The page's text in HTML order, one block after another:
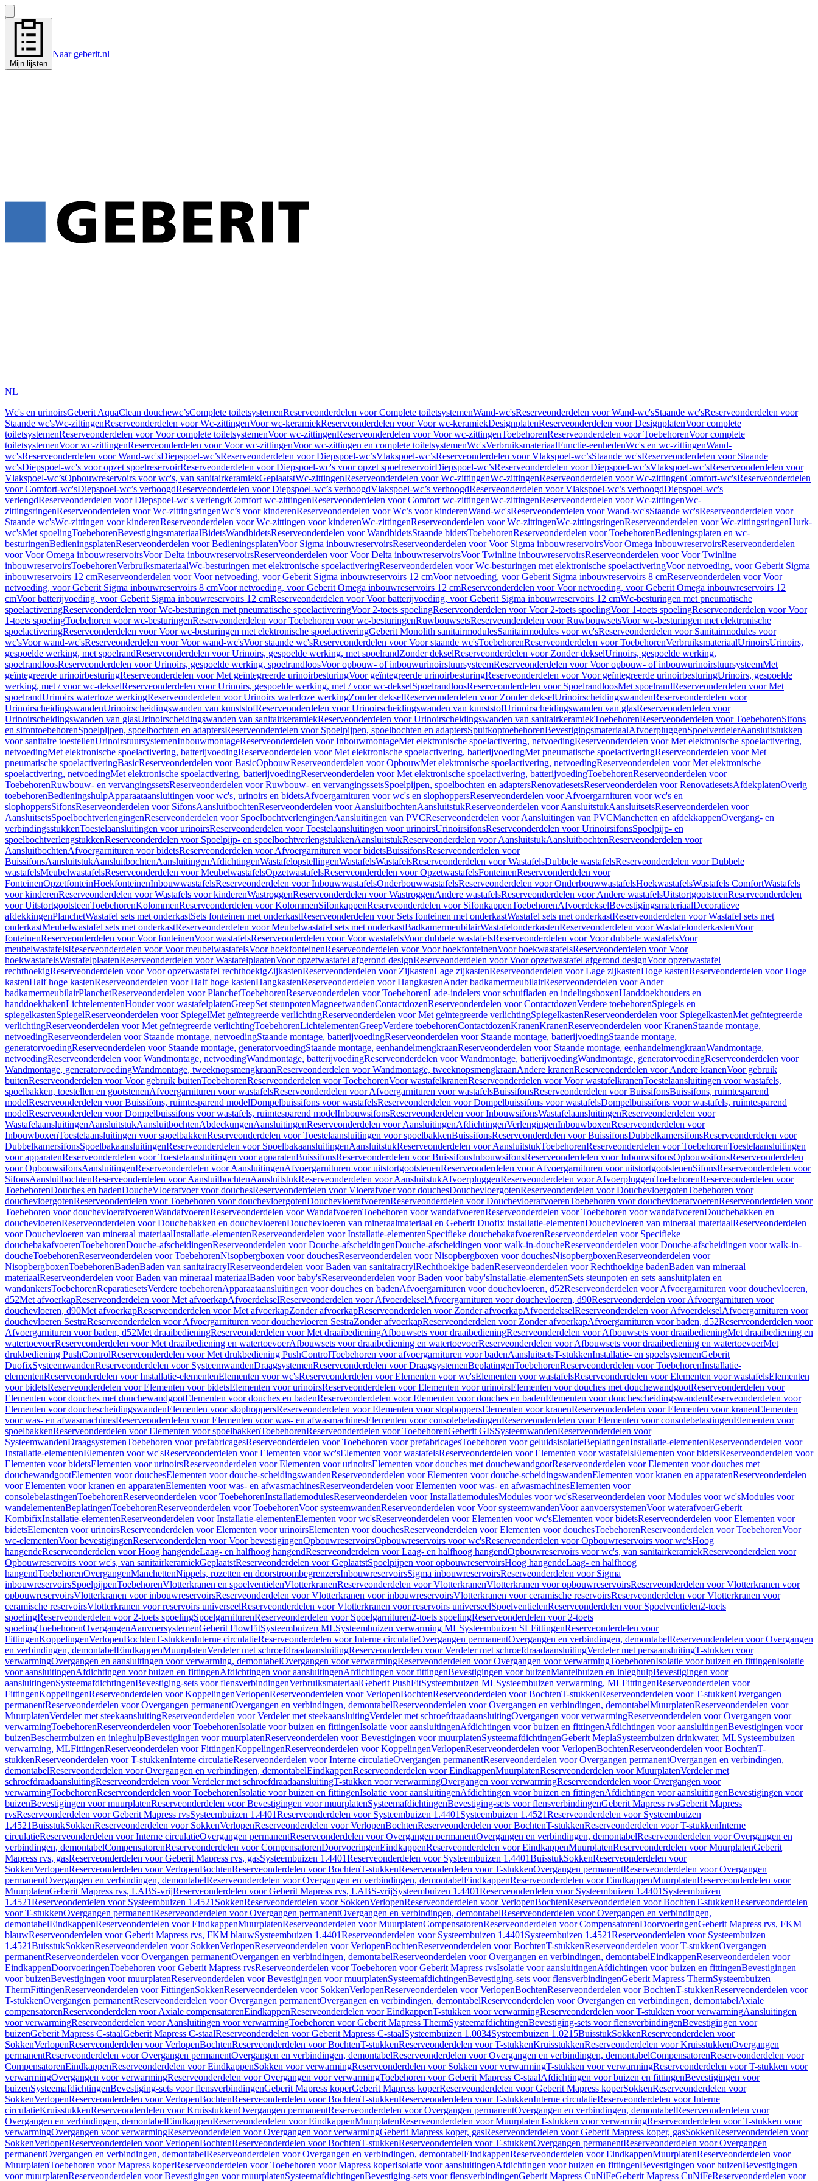
Mijn lijsten
Naar geberit.nl
NL
Wc's en urinoirsGeberit AquaClean douchewc’sComplete toiletsystemenReserveonderdelen voor Complete toiletsystemenWand-wc'sReserveonderdelen voor Wand-wc'sStaande wc'sReserveonderdelen voor
Staande wc'sWc-zittingenReserveonderdelen voor Wc-zittingenVoor wc-keramiekReserveonderdelen voor Voor wc-keramiekDesignplatenReserveonderdelen voor DesignplatenVoor complete
toiletsystemenReserveonderdelen voor Voor complete toiletsystemenVoor wc-zittingenReserveonderdelen voor Voor wc-zittingenToebehorenReserveonderdelen voor ToebehorenVoor complete
toiletsystemenVoor wc-zittingenReserveonderdelen voor Voor wc-zittingenVoor wc-zittingen en complete toiletsystemenWc'sVerbruiksmateriaalFunctie-eenhedenWc's en wc-zittingenWand-
wc'sReserveonderdelen voor Wand-wc'sDiepspoel-wc’sReserveonderdelen voor Diepspoel-wc’sVlakspoel-wc’sReserveonderdelen voor Vlakspoel-wc’sStaande wc'sReserveonderdelen voor Staande
wc'sDiepspoel-wc's voor opzet spoelreservoirReserveonderdelen voor Diepspoel-wc's voor opzet spoelreservoirDiepspoel-wc’sReserveonderdelen voor Diepspoel-wc’sVlakspoel-wc’sReserveonderdelen voor
Vlakspoel-wc’sOpbouwreservoirs voor wc's, van sanitairkeramiekGeplaatstWc-zittingenReserveonderdelen voor Wc-zittingenWc-zittingenReserveonderdelen voor Wc-zittingenComfort-wc'sReserveonderdelen
voor Comfort-wc'sDiepspoel-wc’s verhoogdReserveonderdelen voor Diepspoel-wc’s verhoogdVlakspoel-wc’s verhoogdReserveonderdelen voor Vlakspoel-wc’s verhoogdDiepspoel-wc's
verlengdReserveonderdelen voor Diepspoel-wc's verlengdComfort wc-zittingenReserveonderdelen voor Comfort wc-zittingenWc-zittingenReserveonderdelen voor Wc-zittingenWc-
zittingsringenReserveonderdelen voor Wc-zittingsringenWc’s voor kinderenReserveonderdelen voor Wc’s voor kinderenWand-wc'sReserveonderdelen voor Wand-wc'sStaande wc'sReserveonderdelen voor
Staande wc'sWc-zittingen voor kinderenReserveonderdelen voor Wc-zittingen voor kinderenWc-zittingenReserveonderdelen voor Wc-zittingenWc-zittingsringenReserveonderdelen voor Wc-zittingsringenHurk-
wc'sMet spoelingToebehorenBevestigingsmateriaalBidetsWandbidetsReserveonderdelen voor WandbidetsStaande bidetsToebehorenReserveonderdelen voor ToebehorenBedieningsplaten en wc-
besturingenBedieningsplatenReserveonderdelen voor BedieningsplatenVoor Sigma inbouwreservoirsReserveonderdelen voor Voor Sigma inbouwreservoirsVoor Omega inbouwreservoirsReserveonderdelen
voor Voor Omega inbouwreservoirsVoor Delta inbouwreservoirsReserveonderdelen voor Voor Delta inbouwreservoirsVoor Twinline inbouwreservoirsReserveonderdelen voor Voor Twinline
inbouwreservoirsToebehorenVerbruiksmateriaalWc-besturingen met elektronische spoelactiveringReserveonderdelen voor Wc-besturingen met elektronische spoelactiveringVoor netvoeding, voor Geberit Sigma
inbouwreservoirs 12 cmReserveonderdelen voor Voor netvoeding, voor Geberit Sigma inbouwreservoirs 12 cmVoor netvoeding, voor Geberit Sigma inbouwreservoirs 8 cmReserveonderdelen voor Voor
netvoeding, voor Geberit Sigma inbouwreservoirs 8 cmVoor netvoeding, voor Geberit Omega inbouwreservoirs 12 cmReserveonderdelen voor Voor netvoeding, voor Geberit Omega inbouwreservoirs 12
cmVoor batterijvoeding, voor Geberit Sigma inbouwreservoirs 12 cmReserveonderdelen voor Voor batterijvoeding, voor Geberit Sigma inbouwreservoirs 12 cmWc-besturingen met pneumatische
spoelactiveringReserveonderdelen voor Wc-besturingen met pneumatische spoelactiveringVoor 2-toets spoelingReserveonderdelen voor Voor 2-toets spoelingVoor 1-toets spoelingReserveonderdelen voor Voor
1-toets spoelingToebehoren voor wc-besturingenReserveonderdelen voor Toebehoren voor wc-besturingenRuwbouwsetsReserveonderdelen voor RuwbouwsetsVoor wc-besturingen met elektronische
spoelactiveringReserveonderdelen voor Voor wc-besturingen met elektronische spoelactiveringGeberit Monolith sanitairmodulesSanitairmodules voor wc'sReserveonderdelen voor Sanitairmodules voor
wc'sVoor wand-wc'sReserveonderdelen voor Voor wand-wc'sVoor staande wc'sReserveonderdelen voor Voor staande wc'sToebehorenReserveonderdelen voor ToebehorenVerbruiksmateriaalUrinoirsUrinoirs,
gespoelde werking, met spoelrandReserveonderdelen voor Urinoirs, gespoelde werking, met spoelrandZonder dekselReserveonderdelen voor Zonder dekselUrinoirs, gespoelde werking,
spoelrandloosReserveonderdelen voor Urinoirs, gespoelde werking, spoelrandloosVoor opbouw- of inbouwurinoirstuursysteemReserveonderdelen voor Voor opbouw- of inbouwurinoirstuursysteemMet
geïntegreerde urinoirbesturingReserveonderdelen voor Met geïntegreerde urinoirbesturingVoor geïntegreerde urinoirbesturingReserveonderdelen voor Voor geïntegreerde urinoirbesturingUrinoirs, gespoelde
werking, met / voor wc-dekselReserveonderdelen voor Urinoirs, gespoelde werking, met / voor wc-dekselSpoelrandloosReserveonderdelen voor SpoelrandloosMet spoelrandReserveonderdelen voor Met
spoelrandUrinoirs waterloze werkingReserveonderdelen voor Urinoirs waterloze werkingZonder dekselReserveonderdelen voor Zonder dekselUrinoirscheidingswandenReserveonderdelen voor
UrinoirscheidingswandenUrinoirscheidingswanden van kunststofReserveonderdelen voor Urinoirscheidingswanden van kunststofUrinoirscheidingswanden van glasReserveonderdelen voor
Urinoirscheidingswanden van glasUrinoirscheidingswanden van sanitairkeramiekReserveonderdelen voor Urinoirscheidingswanden van sanitairkeramiekToebehorenReserveonderdelen voor ToebehorenSifons
en sifontoebehorenSpoelpijpen, spoelbochten en adaptersReserveonderdelen voor Spoelpijpen, spoelbochten en adaptersSpuitkoptoebehorenBevestigingsmateriaalAfvoerpluggenSpoelverdelerAansluitstukken
voor sanitaire toestellenUrinoirstuursystemenInbouwmontageReserveonderdelen voor InbouwmontageMet elektronische spoelactivering, netvoedingReserveonderdelen voor Met elektronische spoelactivering,
netvoedingMet elektronische spoelactivering, batterijvoedingReserveonderdelen voor Met elektronische spoelactivering, batterijvoedingMet pneumatische spoelactiveringReserveonderdelen voor Met
pneumatische spoelactiveringBasicReserveonderdelen voor BasicOpbouwReserveonderdelen voor OpbouwMet elektronische spoelactivering, netvoedingReserveonderdelen voor Met elektronische
spoelactivering, netvoedingMet elektronische spoelactivering, batterijvoedingReserveonderdelen voor Met elektronische spoelactivering, batterijvoedingToebehorenReserveonderdelen voor
ToebehorenRuwbouw- en vervangingssetsReserveonderdelen voor Ruwbouw- en vervangingssetsSpoelpijpen, spoelbochten en adaptersRenovatiesetsReserveonderdelen voor RenovatiesetsAfdekplatenOverig
toebehorenBedieningshulpApparaataansluitingen voor wc's, urinoirs en bidetsAfvoergarnituren voor wc's en slophoppersReserveonderdelen voor Afvoergarnituren voor wc's en
slophoppersSifonsReserveonderdelen voor SifonsAansluitbochtenReserveonderdelen voor AansluitbochtenAansluitstukReserveonderdelen voor AansluitstukAansluitsetsReserveonderdelen voor
AansluitsetsSpoelbochtverlengingenReserveonderdelen voor SpoelbochtverlengingenAansluitingen van PVCReserveonderdelen voor Aansluitingen van PVCManchetten en afdekkappenOvergang- en
verbindingsstukkenToestelaansluitingen voor urinoirsReserveonderdelen voor Toestelaansluitingen voor urinoirsUrinoirsifonsReserveonderdelen voor UrinoirsifonsSpoelpijp- en
spoelbochtverlengstukkenReserveonderdelen voor Spoelpijp- en spoelbochtverlengstukkenAansluitstukReserveonderdelen voor AansluitstukAansluitbochtenReserveonderdelen voor
AansluitbochtenAfvoergarnituren voor bidetsReserveonderdelen voor Afvoergarnituren voor bidetsBuissifonsReserveonderdelen voor
BuissifonsAansluitstukAansluitbochtenAansluitingenAfdichtingenWastafelopstellingenWastafelsWastafelsReserveonderdelen voor WastafelsDubbele wastafelsReserveonderdelen voor Dubbele
wastafelsMeubelwastafelsReserveonderdelen voor MeubelwastafelsOpzetwastafelsReserveonderdelen voor OpzetwastafelsFonteinenReserveonderdelen voor
FonteinenOpzetfonteinHoekfonteinenInbouwwastafelsReserveonderdelen voor InbouwwastafelsOnderbouwwastafelsReserveonderdelen voor OnderbouwwastafelsHoekwastafelsWastafels ComfortWastafels
voor kinderenReserveonderdelen voor Wastafels voor kinderenWastroggenReserveonderdelen voor WastroggenAndere wastafelsReserveonderdelen voor Andere wastafelsUitstortgootsteenReserveonderdelen
voor UitstortgootsteenToebehorenKolommenReserveonderdelen voor KolommenSifonkappenReserveonderdelen voor SifonkappenToebehorenAfvoerdekselBevestigingsmateriaalDecoratieve
afdekkingenPlanchetWastafel sets met onderkastSets fonteinen met onderkastReserveonderdelen voor Sets fonteinen met onderkastWastafel sets met onderkastReserveonderdelen voor Wastafel sets met
onderkastMeubelwastafel sets met onderkastReserveonderdelen voor Meubelwastafel sets met onderkastBadkamermeubilairWastafelonderkastenReserveonderdelen voor WastafelonderkastenVoor
fonteinenReserveonderdelen voor Voor fonteinenVoor wastafelsReserveonderdelen voor Voor wastafelsVoor dubbele wastafelsReserveonderdelen voor Voor dubbele wastafelsVoor
meubelwastafelsReserveonderdelen voor Voor meubelwastafelsVoor hoekfonteinenReserveonderdelen voor Voor hoekfonteinenVoor hoekwastafelsReserveonderdelen voor Voor
hoekwastafelsWastafelplaatenReserveonderdelen voor WastafelplaatenVoor opzetwastafel afgerond designReserveonderdelen voor Voor opzetwastafel afgerond designVoor opzetwastafel
rechthoekigReserveonderdelen voor Voor opzetwastafel rechthoekigZijkastenReserveonderdelen voor ZijkastenLage zijkastenReserveonderdelen voor Lage zijkastenHoge kastenReserveonderdelen voor Hoge
kastenHalf hoge kastenReserveonderdelen voor Half hoge kastenHangkastenReserveonderdelen voor HangkastenAnder badkamermeubilairReserveonderdelen voor Ander
badkamermeubilairPlanchetReserveonderdelen voor PlanchetToebehorenReserveonderdelen voor ToebehorenLade-indelers voor schuifladen en indelingsboxenHanddoekhouders en
handdoekhakenLichtelementenHouder voor wastafelplatenGreepSet steunpotenMagneetwandenContactdozenReserveonderdelen voor ContactdozenVerdere toebehorenSpiegels en
spiegelkastenSpiegelReserveonderdelen voor SpiegelMet geïntegreerde verlichtingReserveonderdelen voor Met geïntegreerde verlichtingSpiegelkastenReserveonderdelen voor SpiegelkastenMet geïntegreerde
verlichtingReserveonderdelen voor Met geïntegreerde verlichtingToebehorenLichtelementenGreepVerdere toebehorenContactdozenKranenKranenReserveonderdelen voor KranenStaande montage,
netvoedingReserveonderdelen voor Staande montage, netvoedingStaande montage, batterijvoedingReserveonderdelen voor Staande montage, batterijvoedingStaande montage,
generatorvoedingReserveonderdelen voor Staande montage, generatorvoedingStaande montage, eenhandelmengkraanReserveonderdelen voor Staande montage, eenhandelmengkraanWandmontage,
netvoedingReserveonderdelen voor Wandmontage, netvoedingWandmontage, batterijvoedingReserveonderdelen voor Wandmontage, batterijvoedingWandmontage, generatorvoedingReserveonderdelen voor
Wandmontage, generatorvoedingWandmontage, tweeknopsmengkraanReserveonderdelen voor Wandmontage, tweeknopsmengkraanAndere kranenReserveonderdelen voor Andere kranenVoor gebruik
buitenReserveonderdelen voor Voor gebruik buitenToebehorenReserveonderdelen voor ToebehorenVoor wastafelkranenReserveonderdelen voor Voor wastafelkranenToestelaansluitingen voor wastafels,
spoelbakken, toestellen en gootstenenAfvoergarnituren voor wastafelsReserveonderdelen voor Afvoergarnituren voor wastafelsBuissifonsReserveonderdelen voor BuissifonsBuissifons, ruimtesparend
modelReserveonderdelen voor Buissifons, ruimtesparend modelDompelbuissifons voor wastafelsReserveonderdelen voor Dompelbuissifons voor wastafelsDompelbuissifons voor wastafels, ruimtesparend
modelReserveonderdelen voor Dompelbuissifons voor wastafels, ruimtesparend modelInbouwsifonsReserveonderdelen voor InbouwsifonsWastafelaansluitingenReserveonderdelen voor
WastafelaansluitingenAansluitstukAansluitbochtenAbdeckungenAansluitingenReserveonderdelen voor AansluitingenAfdichtingenVerlengingenInbouwboxenReserveonderdelen voor
InbouwboxenToestelaansluitingen voor spoelbakkenReserveonderdelen voor Toestelaansluitingen voor spoelbakkenBuissifonsReserveonderdelen voor BuissifonsDubbelkamersifonsReserveonderdelen voor
DubbelkamersifonsSpoelbakaansluitingenReserveonderdelen voor SpoelbakaansluitingenAansluitstukReserveonderdelen voor AansluitstukToebehorenReserveonderdelen voor ToebehorenToestelaansluitingen
voor apparatenReserveonderdelen voor Toestelaansluitingen voor apparatenBuissifonsReserveonderdelen voor BuissifonsInbouwsifonsReserveonderdelen voor InbouwsifonsOpbouwsifonsReserveonderdelen
voor OpbouwsifonsAansluitingenReserveonderdelen voor AansluitingenAfvoergarnituren voor uitstortgootstenenReserveonderdelen voor Afvoergarnituren voor uitstortgootstenenSifonsReserveonderdelen voor
SifonsAansluitbochtenReserveonderdelen voor AansluitbochtenAansluitstukReserveonderdelen voor AansluitstukAfvoerpluggenReserveonderdelen voor AfvoerpluggenToebehorenReserveonderdelen voor
ToebehorenDouches en badenDoucheVloerafvoer voor douchesReserveonderdelen voor Vloerafvoer voor douchesDouchevloergotenReserveonderdelen voor DouchevloergotenToebehoren voor
douchevloergotenReserveonderdelen voor Toebehoren voor douchevloergotenDouchevloerafvoerenReserveonderdelen voor DouchevloerafvoerenToebehoren voor douchevloerafvoerenReserveonderdelen voor
Toebehoren voor douchevloerafvoerenWandafvoerenReserveonderdelen voor WandafvoerenToebehoren voor wandafvoerenReserveonderdelen voor Toebehoren voor wandafvoerenDouchebakken en
douchevloerenReserveonderdelen voor Douchebakken en douchevloerenDouchevloeren van mineraalmateriaal en Geberit Duofix installatie-elementenDouchevloeren van mineraal materiaalReserveonderdelen
voor Douchevloeren van mineraal materiaalInstallatie-elementenReserveonderdelen voor Installatie-elementenSpecifieke douchebakafvoerenReserveonderdelen voor Specifieke
douchebakafvoerenToebehorenDouche-afscheidingenReserveonderdelen voor Douche-afscheidingenDouche-afscheidingen voor walk-in-doucheReserveonderdelen voor Douche-afscheidingen voor walk-in-
doucheToebehorenReserveonderdelen voor ToebehorenNisopbergboxen voor douchesReserveonderdelen voor Nisopbergboxen voor douchesNisopbergboxenReserveonderdelen voor
NisopbergboxenToebehorenBadenBaden van sanitairacrylReserveonderdelen voor Baden van sanitairacrylRechthoekige badenReserveonderdelen voor Rechthoekige badenBaden van mineraal
materiaalReserveonderdelen voor Baden van mineraal materiaalBaden voor baby'sReserveonderdelen voor Baden voor baby'sInstallatie-elementenSets steunpoten en sets aansluitplaten en
wandankersToebehorenReparatiesetsVerdere toebehorenApparaataansluitingen voor douches en badenAfvoergarnituren voor douchevloeren, d52Reserveonderdelen voor Afvoergarnituren voor douchevloeren,
d52Met afvoerkapReserveonderdelen voor Met afvoerkapAfvoerdekselReserveonderdelen voor AfvoerdekselAfvoergarnituren voor douchevloeren, d90Reserveonderdelen voor Afvoergarnituren voor
douchevloeren, d90Met afvoerkapReserveonderdelen voor Met afvoerkapZonder afvoerkapReserveonderdelen voor Zonder afvoerkapAfvoerdekselReserveonderdelen voor AfvoerdekselAfvoergarnituren voor
douchevloeren SestraReserveonderdelen voor Afvoergarnituren voor douchevloeren SestraZonder afvoerkapReserveonderdelen voor Zonder afvoerkapAfvoergarnituren voor baden, d52Reserveonderdelen voor
Afvoergarnituren voor baden, d52Met draaibedieningReserveonderdelen voor Met draaibedieningAfbouwsets voor draaibedieningReserveonderdelen voor Afbouwsets voor draaibedieningMet draaibediening en
watertoevoerReserveonderdelen voor Met draaibediening en watertoevoerAfbouwsets voor draaibediening en watertoevoerReserveonderdelen voor Afbouwsets voor draaibediening en watertoevoerMet
drukbediening PushControlReserveonderdelen voor Met drukbediening PushControlToebehoren voor afvoergarnituren voor badenAansluitsetsT-stukkenInstallatie- en spoelsystemenGeberit
DuofixSysteemwandenReserveonderdelen voor SysteemwandenDraagsystemenReserveonderdelen voor DraagsystemenBeplatingenToebehorenReserveonderdelen voor ToebehorenInstallatie-
elementenReserveonderdelen voor Installatie-elementenElementen voor wc'sReserveonderdelen voor Elementen voor wc'sElementen voor wastafelsReserveonderdelen voor Elementen voor wastafelsElementen
voor bidetsReserveonderdelen voor Elementen voor bidetsElementen voor urinoirsReserveonderdelen voor Elementen voor urinoirsElementen voor douches met douchewandgootReserveonderdelen voor
Elementen voor douches met douchewandgootElementen voor douches en badenReserveonderdelen voor Elementen voor douches en badenElementen voor douchescheidingswandenReserveonderdelen voor
Elementen voor douchescheidingswandenElementen voor slophoppersReserveonderdelen voor Elementen voor slophoppersElementen voor kranenReserveonderdelen voor Elementen voor kranenElementen
voor was- en afwasmachinesReserveonderdelen voor Elementen voor was- en afwasmachinesElementen voor consolebelastingenReserveonderdelen voor Elementen voor consolebelastingenElementen voor
spoelbakkenReserveonderdelen voor Elementen voor spoelbakkenToebehorenReserveonderdelen voor ToebehorenGeberit GISSysteemwandenReserveonderdelen voor
SysteemwandenDraagsystemenToebehoren voor prefabricagesReserveonderdelen voor Toebehoren voor prefabricagesToebehoren voor geluidsisolatieBeplatingenInstallatie-elementenReserveonderdelen voor
Installatie-elementenElementen voor wc'sReserveonderdelen voor Elementen voor wc'sElementen voor wastafelsReserveonderdelen voor Elementen voor wastafelsElementen voor bidetsReserveonderdelen voor
Elementen voor bidetsElementen voor urinoirsReserveonderdelen voor Elementen voor urinoirsElementen voor douches met douchewandgootReserveonderdelen voor Elementen voor douches met
douchewandgootElementen voor douchesElementen voor douche-scheidingswandenReserveonderdelen voor Elementen voor douche-scheidingswandenElementen voor kranen en apparatenReserveonderdelen
voor Elementen voor kranen en apparatenElementen voor was- en afwasmachinesReserveonderdelen voor Elementen voor was- en afwasmachinesElementen voor
consolebelastingenToebehorenReserveonderdelen voor ToebehorenInstallatiemodulesReserveonderdelen voor InstallatiemodulesModules voor wc'sReserveonderdelen voor Modules voor wc'sModules voor
wandelementenBeplatingenToebehorenReserveonderdelen voor ToebehorenVoor systeemwandenReserveonderdelen voor Voor systeemwandenVoor aanvoersystemenVoor waterafvoerGeberit
KombifixInstallatie-elementenReserveonderdelen voor Installatie-elementenElementen voor wc'sReserveonderdelen voor Elementen voor wc'sElementen voor bidetsReserveonderdelen voor Elementen voor
bidetsElementen voor urinoirsReserveonderdelen voor Elementen voor urinoirsElementen voor douchesReserveonderdelen voor Elementen voor douchesToebehorenReserveonderdelen voor ToebehorenVoor
wc-elementenVoor bevestigingenReserveonderdelen voor Voor bevestigingenOpbouwreservoirsOpbouwreservoirs voor wc'sReserveonderdelen voor Opbouwreservoirs voor wc'sHoog
hangendeReserveonderdelen voor Hoog hangendeLaag- en halfhoog hangendReserveonderdelen voor Laag- en halfhoog hangendOpbouwreservoirs voor wc's, van sanitairkeramiekReserveonderdelen voor
Opbouwreservoirs voor wc's, van sanitairkeramiekGeplaatstReserveonderdelen voor GeplaatstSpoelpijpen voor opbouwreservoirsHoog hangendeLaag- en halfhoog
hangendToebehorenOvergangenManchettenNippels, rozetten en doorstroombegrenzersInbouwreservoirsSigma inbouwreservoirsReserveonderdelen voor Sigma
inbouwreservoirsSpoelpijpenToebehorenVlotterkranen en spoelventielenVlotterkranenReserveonderdelen voor VlotterkranenVlotterkranen voor opbouwreservoirsReserveonderdelen voor Vlotterkranen voor
opbouwreservoirsVlotterkranen voor inbouwreservoirsReserveonderdelen voor Vlotterkranen voor inbouwreservoirsVlotterkranen voor ceramische reservoirsReserveonderdelen voor Vlotterkranen voor
ceramische reservoirsVlotterkranen voor reservoirs universeelReserveonderdelen voor Vlotterkranen voor reservoirs universeelSpoelventielenReserveonderdelen voor Spoelventielen2-toets
spoelingReserveonderdelen voor 2-toets spoelingSpoelgarniturenReserveonderdelen voor Spoelgarnituren2-toets spoelingReserveonderdelen voor 2-toets
spoelingToebehorenOvergangenAanvoersystemenGeberit FlowFitSysteembuizen MLSysteembuizen verwarming MLSysteembuizen SLFittingenReserveonderdelen voor
FittingenKoppelingenVerlopenBochtenT-stukkenInterne circulatieReserveonderdelen voor Interne circulatieOvergangen permanentOvergangen en verbindingen, demontabelReserveonderdelen voor Overgangen
en verbindingen, demontabelEindkappenMuurplatenVerdeler met schroefdraadaansluitingReserveonderdelen voor Verdeler met schroefdraadaansluitingVerdeler met persaansluitingT-stukken voor
verwarmingOvergangen en aansluitingen voor verwarming, demontabelOvergangen voor verwarmingReserveonderdelen voor Overgangen voor verwarmingToebehorenIsolatie voor buizen en fittingenIsolatie
voor aansluitingenAfdichtingen voor buizen en fittingenAfdichtingen voor aansluitingenAfdichtingen voor fittingenBevestigingen voor buizenMantelbuizen en inleghulpBevestigingen voor
aansluitingenSysteemafdichtingenBevestiging-sets voor flensverbindingenVerbruiksmateriaalGeberit PushFitSysteembuizen MLSysteembuizen verwarming, MLFittingenReserveonderdelen voor
FittingenKoppelingenReserveonderdelen voor KoppelingenVerlopenReserveonderdelen voor VerlopenBochtenReserveonderdelen voor BochtenT-stukkenReserveonderdelen voor T-stukkenOvergangen
permanentReserveonderdelen voor Overgangen permanentOvergangen en verbindingen, demontabelReserveonderdelen voor Overgangen en verbindingen, demontabelMuurplatenReserveonderdelen voor
MuurplatenVerdeler met steekaansluitingReserveonderdelen voor Verdeler met steekaansluitingVerdeler met schroefdraadaansluitingOvergangen voor verwarmingReserveonderdelen voor Overgangen voor
verwarmingToebehorenReserveonderdelen voor ToebehorenIsolatie voor buizen en fittingenIsolatie voor aansluitingenAfdichtingen voor buizen en fittingenAfdichtingen voor aansluitingenBevestigingen voor
buizenBeschermbuizen en inleghulpBevestigingen voor muurplatenReserveonderdelen voor Bevestigingen voor muurplatenSysteemafdichtingenGeberit MeplaSysteembuizen drinkwater, MLSysteembuizen
verwarming, MLFittingenReserveonderdelen voor FittingenKoppelingenReserveonderdelen voor KoppelingenVerlopenReserveonderdelen voor VerlopenBochtenReserveonderdelen voor BochtenT-
stukkenReserveonderdelen voor T-stukkenInterne circulatieReserveonderdelen voor Interne circulatieOvergangen permanentReserveonderdelen voor Overgangen permanentOvergangen en verbindingen,
demontabelReserveonderdelen voor Overgangen en verbindingen, demontabelEindkappenReserveonderdelen voor EindkappenMuurplatenReserveonderdelen voor MuurplatenVerdeler met
schroefdraadaansluitingReserveonderdelen voor Verdeler met schroefdraadaansluitingT-stukken voor verwarmingOvergangen voor verwarmingReserveonderdelen voor Overgangen voor
verwarmingToebehorenReserveonderdelen voor ToebehorenIsolatie voor buizen en fittingenIsolatie voor aansluitingenAfdichtingen voor buizen en fittingenAfdichtingen voor aansluitingenBevestigingen voor
buizenBevestigingen voor muurplatenReserveonderdelen voor Bevestigingen voor muurplatenSysteemafdichtingenBevestiging-sets voor flensverbindingenGeberit Mapress rvsGeberit Mapress
rvsReserveonderdelen voor Geberit Mapress rvsSysteembuizen 1.4401Reserveonderdelen voor Systeembuizen 1.4401 Systeembuizen 1.4521Reserveonderdelen voor Systeembuizen
1.4521BuisstukSokkenReserveonderdelen voor SokkenVerlopenReserveonderdelen voor VerlopenBochtenReserveonderdelen voor BochtenT-stukkenReserveonderdelen voor T-stukkenInterne
circulatieReserveonderdelen voor Interne circulatieOvergangen permanentReserveonderdelen voor Overgangen permanentOvergangen en verbindingen, demontabelReserveonderdelen voor Overgangen en
verbindingen, demontabelCompensatorenReserveonderdelen voor CompensatorenDoorvoeringenEindkappenReserveonderdelen voor EindkappenMuurplatenReserveonderdelen voor MuurplatenGeberit
Mapress rvs, gasReserveonderdelen voor Geberit Mapress rvs, gasSysteembuizen 1.4401Reserveonderdelen voor Systeembuizen 1.4401BuisstukSokkenReserveonderdelen voor
SokkenVerlopenReserveonderdelen voor VerlopenBochtenReserveonderdelen voor BochtenT-stukkenReserveonderdelen voor T-stukkenOvergangen permanentReserveonderdelen voor Overgangen
permanentOvergangen en verbindingen, demontabelReserveonderdelen voor Overgangen en verbindingen, demontabelEindkappenReserveonderdelen voor EindkappenMuurplatenReserveonderdelen voor
MuurplatenGeberit Mapress rvs, LABS-vrijReserveonderdelen voor Geberit Mapress rvs, LABS-vrijSysteembuizen 1.4401Reserveonderdelen voor Systeembuizen 1.4401 Systeembuizen
1.4521Reserveonderdelen voor Systeembuizen 1.4521 SokkenReserveonderdelen voor SokkenVerlopenReserveonderdelen voor VerlopenBochtenReserveonderdelen voor BochtenT-stukkenReserveonderdelen
voor T-stukkenOvergangen permanentReserveonderdelen voor Overgangen permanentOvergangen en verbindingen, demontabelReserveonderdelen voor Overgangen en verbindingen,
demontabelEindkappenReserveonderdelen voor EindkappenMuurplatenReserveonderdelen voor MuurplatenCompensatorenReserveonderdelen voor CompensatorenDoorvoeringenGeberit Mapress rvs, FKM
blauwReserveonderdelen voor Geberit Mapress rvs, FKM blauwSysteembuizen 1.4401Reserveonderdelen voor Systeembuizen 1.4401 Systeembuizen 1.4521Reserveonderdelen voor Systeembuizen
1.4521BuisstukSokkenReserveonderdelen voor SokkenVerlopenReserveonderdelen voor VerlopenBochtenReserveonderdelen voor BochtenT-stukkenReserveonderdelen voor T-stukkenOvergangen
permanentReserveonderdelen voor Overgangen permanentOvergangen en verbindingen, demontabelReserveonderdelen voor Overgangen en verbindingen, demontabelEindkappenReserveonderdelen voor
EindkappenDoorvoeringenToebehoren voor Geberit Mapress rvsReserveonderdelen voor Toebehoren voor Geberit Mapress rvsIsolatie voor aansluitingenAfdichtingen voor buizen en fittingenBevestigingen
voor buizenBevestigingen voor muurplatenReserveonderdelen voor Bevestigingen voor muurplatenSysteemafdichtingenBevestiging-sets voor flensverbindingenGeberit Mapress ThermSysteembuizen
ThermFittingenReserveonderdelen voor FittingenSokkenReserveonderdelen voor SokkenVerlopenReserveonderdelen voor VerlopenBochtenReserveonderdelen voor BochtenT-stukkenReserveonderdelen voor
T-stukkenOvergangen permanentReserveonderdelen voor Overgangen permanentOvergangen en verbindingen, demontabelReserveonderdelen voor Overgangen en verbindingen, demontabelAxiale
compensatorenReserveonderdelen voor Axiale compensatorenEindkappenReserveonderdelen voor EindkappenT-stukken voor verwarmingReserveonderdelen voor T-stukken voor verwarmingAansluitingen
voor verwarmingReserveonderdelen voor Aansluitingen voor verwarmingToebehoren voor Geberit Mapress ThermSysteemafdichtingenBevestiging-sets voor flensverbindingenBevestigingen voor
buizenGeberit Mapress C-staalGeberit Mapress C-staalReserveonderdelen voor Geberit Mapress C-staalSysteembuizen 1.0034Systeembuizen 1.0215BuisstukSokkenReserveonderdelen voor
SokkenVerlopenReserveonderdelen voor VerlopenBochtenReserveonderdelen voor BochtenT-stukkenReserveonderdelen voor T-stukkenKruisstukkenReserveonderdelen voor KruisstukkenOvergangen
permanentReserveonderdelen voor Overgangen permanentOvergangen en verbindingen, demontabelReserveonderdelen voor Overgangen en verbindingen, demontabelCompensatorenReserveonderdelen voor
CompensatorenEindkappenReserveonderdelen voor EindkappenSokken voor verwarmingReserveonderdelen voor Sokken voor verwarmingT-stukken voor verwarmingReserveonderdelen voor T-stukken voor
verwarmingOvergangen voor verwarmingReserveonderdelen voor Overgangen voor verwarmingToebehoren voor Geberit Mapress C-staalAfdichtingen voor buizen en fittingenBevestigingen voor
buizenSysteemafdichtingenBevestiging-sets voor flensverbindingenGeberit Mapress koperGeberit Mapress koperReserveonderdelen voor Geberit Mapress koperSokkenReserveonderdelen voor
SokkenVerlopenReserveonderdelen voor VerlopenBochtenReserveonderdelen voor BochtenT-stukkenReserveonderdelen voor T-stukkenInterne circulatieReserveonderdelen voor Interne
circulatieKruisstukkenReserveonderdelen voor KruisstukkenOvergangen permanentReserveonderdelen voor Overgangen permanentOvergangen en verbindingen, demontabelReserveonderdelen voor
Overgangen en verbindingen, demontabelEindkappenReserveonderdelen voor EindkappenMuurplatenReserveonderdelen voor MuurplatenT-stukken voor verwarmingReserveonderdelen voor T-stukken voor
verwarmingOvergangen voor verwarmingReserveonderdelen voor Overgangen voor verwarmingGeberit Mapress koper, gasReserveonderdelen voor Geberit Mapress koper, gasSokkenReserveonderdelen voor
SokkenVerlopenReserveonderdelen voor VerlopenBochtenReserveonderdelen voor BochtenT-stukkenReserveonderdelen voor T-stukkenOvergangen permanentReserveonderdelen voor Overgangen
permanentOvergangen en verbindingen, demontabelReserveonderdelen voor Overgangen en verbindingen, demontabelEindkappenReserveonderdelen voor EindkappenMuurplatenReserveonderdelen voor
MuurplatenToebehoren voor Mapress koperReserveonderdelen voor Toebehoren voor Mapress koperIsolatie voor aansluitingenAfdichtingen voor buizen en fittingenBevestigingen voor buizenBevestigingen
voor muurplatenReserveonderdelen voor Bevestigingen voor muurplatenSysteemafdichtingenBevestiging-sets voor flensverbindingenGeberit Mapress CuNiFeGeberit Mapress CuNiFeReserveonderdelen voor